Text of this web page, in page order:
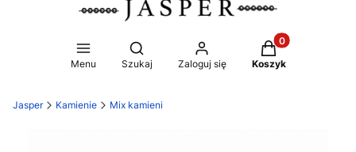
Menu
Otwórz wyszukiwarkę
Szukaj Zaloguj się
Produkty w
Koszyk
Jasper Kamienie Mix kamieni